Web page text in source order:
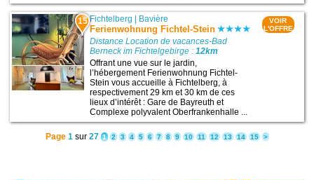
15 Fichtelberg Bavière
Ferienwohnung Fichtel-Stein
Distance Location de vacances-Bad
Berneck im Fichtelgebirge :12km
Offrant une vue sur le jardin,
l’hébergement Ferienwohnung Fichtel-
Stein vous accueille à Fichtelberg, à
respectivement 29 km et 30 km de ces
lieux d’intérêt : Gare de Bayreuth et
Complexe polyvalent Oberfrankenhalle ...
VOIR
L'OFFRE
Page 1sur 27 1 2 3 4 5 6 7 8 9 10 11 12 13 14 15 >
9